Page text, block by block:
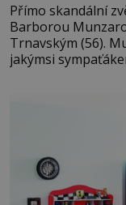
Přímo skandální
Barborou
Trnavským (56).
jakýmsi